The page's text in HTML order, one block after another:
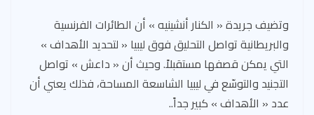
وتضيف جريدة « الكنار أنشينيه » أن الطائرات الفرنسية
والبريطانية تواصل التحليق فوق ليبيا « لتحديد الأهداف »
التي يمكن قصفها مستقبلاً. وحيث أن « داعش » تواصل
التجنيد والتوسّع في ليبيا الشاسعة المساحة، فذلك يعني أن
عدد « الأهداف » كبير جداً..